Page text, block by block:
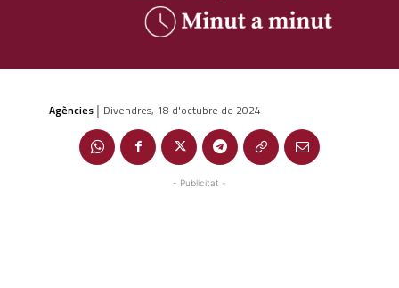
Agències | Divendres, 18 d'octubre de 2024
- Publicitat -